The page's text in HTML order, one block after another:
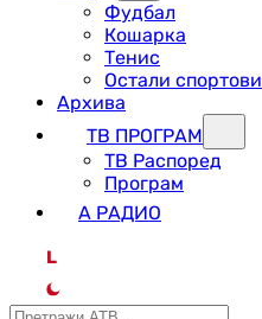
Фудбал
Кошарка
Тенис
Остали спортови
Архива
ТВ ПРОГРАМ
ТВ Распоред
Програм
А РАДИО
L